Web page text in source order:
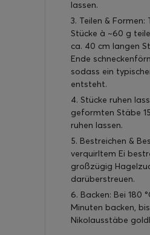
lassen.
3. Teilen & Formen:
Stücke à ~60 g
ca. 40 cm langen
Ende
sodass ein
entsteht.
4. Stücke ruhen
geformten Stäbe
ruhen lassen.
5. Bestreichen &
verquirltem Ei
großzügig
darüberstreuen.
6. Backen: Bei 180
Minuten backen,
Nikolausstäbe